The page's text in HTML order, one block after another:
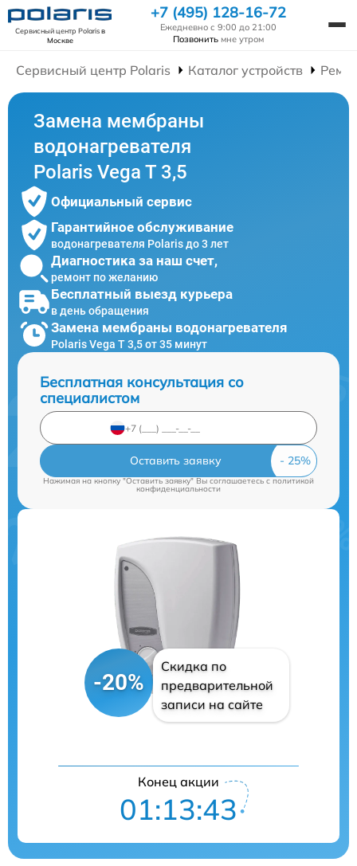
Сервисный центр Polarisв
Москве
+7 (495) 128-16-72
Ежедневно с 9:00 до 21:00
Позвонить мне утром
Сервисный центр Polaris Каталог устройств
Замена мембраны
водонагревателя
Polaris Vega T 3,5
Официальный сервис
Гарантийное обслуживание
водонагревателя Polaris до 3 лет
Диагностика за наш счет,
ремонт по желанию
Бесплатный выезд курьера
в день обращения
Замена мембраны водонагревателя
Polaris Vega T 3,5 от 35 минут
Бесплатная консультация со
специалистом
Оставить заявку
Нажимая на кнопку "Оставить заявку" Вы соглашаетесь cполитикой
конфиденциальности
-20%
Скидка по
предварительной
записи на сайте
Конец акции
01:13:42